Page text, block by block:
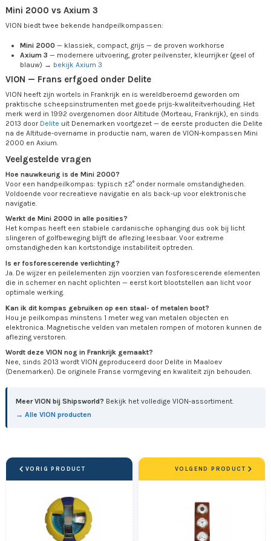
Mini 2000 vs Axium 3
VION biedt twee bekende handpeilkompassen:
Mini 2000 — klassiek, compact, grijs — de proven workhorse
Axium 3 — modernere uitvoering, groter peilvenster, kleurrijker (geel of
blauw) → bekijk Axium 3
VION — Frans erfgoed onder Delite
VION heeft zijn wortels in Frankrijk en is wereldberoemd geworden om
praktische scheepsinstrumenten met goede prijs-kwaliteitverhouding. Het
merk werd in 1992 overgenomen door Altitude (Morteau, Frankrijk), en sinds
2013 door Delite uit Denemarken voortgezet — de eerste producten die Delite
na de Altitude-overname in productie nam, waren de VION-kompassen Mini
2000 en Axium.
Veelgestelde vragen
Hoe nauwkeurig is de Mini 2000?
Voor een handpeilkompas: typisch ±2° onder normale omstandigheden.
Voldoende voor recreatieve navigatie en als back-up voor elektronische
navigatie.
Werkt de Mini 2000 in alle posities?
Het kompas heeft een stabiele cardanische ophanging dus ook bij licht
slingeren of golfbeweging blijft de aflezing leesbaar. Voor extreme
omstandigheden kan kortstondige instabiliteit optreden.
Is er fosforescerende verlichting?
Ja. De wijzer en peilelementen zijn voorzien van fosforescerende elementen
die in schemer en nacht oplichten — eerst kort blootstellen aan licht voor
optimale werking.
Kan ik dit kompas gebruiken op een staal- of metalen boot?
Hou je peilkompas minstens 1 meter weg van metalen objecten en
elektronica. Magnetische velden van metalen rompen of motoren kunnen de
aflezing verstoren.
Wordt deze VION nog in Frankrijk gemaakt?
Nee, sinds 2013 wordt VION geproduceerd door Delite in Maaloev
(Denemarken). De originele Franse vormgeving en kwaliteit zijn behouden.
Meer VION bij Shipsworld? Bekijk het volledige VION-assortiment.
→ Alle VION producten
VORIG PRODUCT VOLGEND PRODUCT